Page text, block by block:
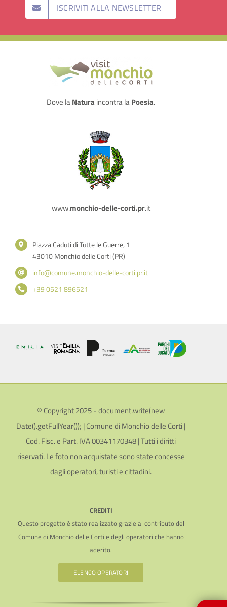
ISCRIVITI ALLA NEWSLETTER
Dove laNatura incontra laPoesia.
www.monchio-delle-corti.pr.it
Piazza Caduti di Tutte le Guerre, 1
43010 Monchio delle Corti (PR)
info@comune.monchio-delle-corti.pr.it
+39 0521 896521
© Copyright 2025 - document.write(new
Date().getFullYear()); | Comune di Monchio delle Corti |
Cod. Fisc. e Part. IVA 00341170348 | Tutti i diritti
riservati. Le foto non acquistate sono state concesse
dagli operatori, turisti e cittadini.
CREDITI
Questo progetto è stato realizzato grazie al contributo del
Comune di Monchio delle Corti e degli operatori che hanno
aderito.
ELENCO OPERATORI